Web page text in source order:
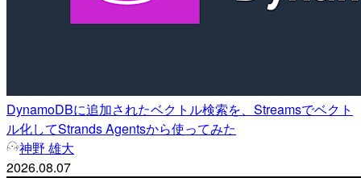
DynamoDBに追加されたベクトル検索を、Streamsでベクト
ル化してStrands Agentsから使ってみた
神野 雄大
2026.08.07